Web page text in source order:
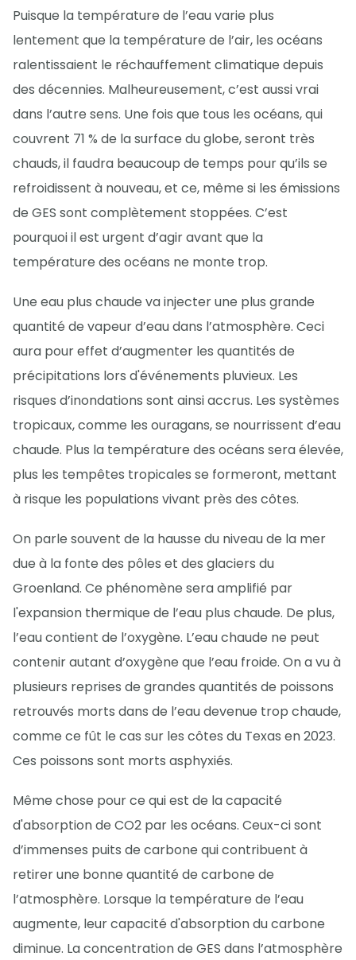
Puisque la température de l’eau varie plus
lentement que la température de l’air, les océans
ralentissaient le réchauffement climatique depuis
des décennies. Malheureusement, c’est aussi vrai
dans l’autre sens. Une fois que tous les océans, qui
couvrent 71 % de la surface du globe, seront très
chauds, il faudra beaucoup de temps pour qu’ils se
refroidissent à nouveau, et ce, même si les émissions
de GES sont complètement stoppées. C’est
pourquoi il est urgent d’agir avant que la
température des océans ne monte trop.
Une eau plus chaude va injecter une plus grande
quantité de vapeur d’eau dans l’atmosphère. Ceci
aura pour effet d’augmenter les quantités de
précipitations lors d'événements pluvieux. Les
risques d’inondations sont ainsi accrus. Les systèmes
tropicaux, comme les ouragans, se nourrissent d’eau
chaude. Plus la température des océans sera élevée,
plus les tempêtes tropicales se formeront, mettant
à risque les populations vivant près des côtes.
On parle souvent de la hausse du niveau de la mer
due à la fonte des pôles et des glaciers du
Groenland. Ce phénomène sera amplifié par
l'expansion thermique de l’eau plus chaude. De plus,
l’eau contient de l’oxygène. L’eau chaude ne peut
contenir autant d’oxygène que l’eau froide. On a vu à
plusieurs reprises de grandes quantités de poissons
retrouvés morts dans de l’eau devenue trop chaude,
comme ce fût le cas sur les côtes du Texas en 2023.
Ces poissons sont morts asphyxiés.
Même chose pour ce qui est de la capacité
d'absorption de CO2 par les océans. Ceux-ci sont
d’immenses puits de carbone qui contribuent à
retirer une bonne quantité de carbone de
l’atmosphère. Lorsque la température de l’eau
augmente, leur capacité d'absorption du carbone
diminue. La concentration de GES dans l’atmosphère